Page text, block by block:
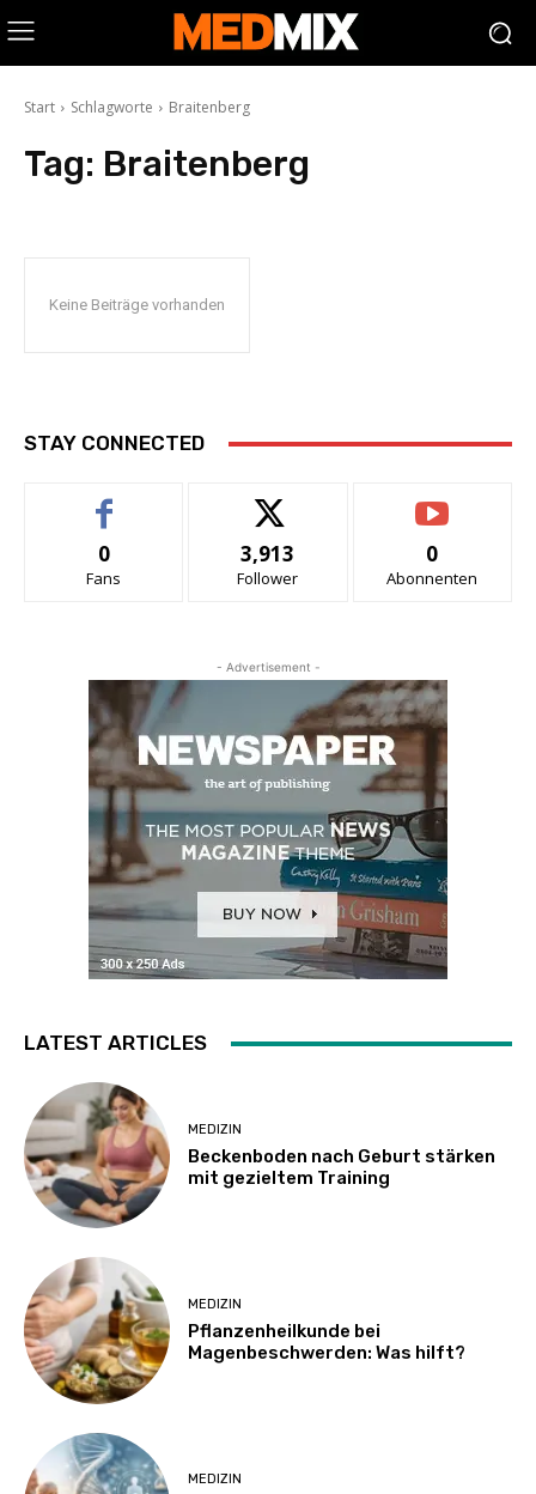
Start Schlagworte Braitenberg
Tag: Braitenberg
Keine Beiträge vorhanden
STAY CONNECTED
0
Fans
3,913
Follower
0
Abonnenten
- Advertisement -
LATEST ARTICLES
MEDIZIN
Beckenboden nach Geburt stärken
mit gezieltem Training
MEDIZIN
Pflanzenheilkunde bei
Magenbeschwerden: Was hilft?
MEDIZIN